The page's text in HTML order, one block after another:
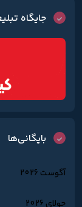
جایگاه
بایگانی‌ها
آگوست 2026
جولای 2026